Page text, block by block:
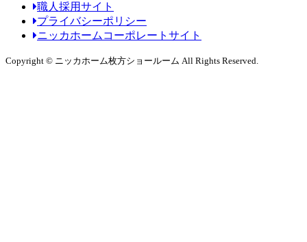
職人採用サイト
プライバシーポリシー
ニッカホームコーポレートサイト
Copyright © ニッカホーム枚方ショールーム All Rights Reserved.